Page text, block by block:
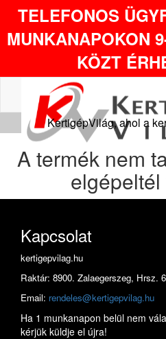
TELEFONOS
MUNKANAPOKON
KÖZT
KertigépVilág, ahol a
A termék nem
Kapcsolat
kertigepvilag.hu
Raktár: 8900. Zalaegerszeg, Hrsz.
Email: rendeles@kertigepvilag.hu
Ha 1 munkanapon belül nem
kérjük küldje el újra!